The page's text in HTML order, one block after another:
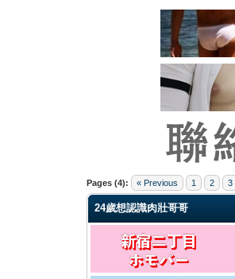
Pages (4): « Previous 1 2 3
0 Vote(s) - 0 Average
1
2
3
4
5
24歲想認識肉壯哥哥